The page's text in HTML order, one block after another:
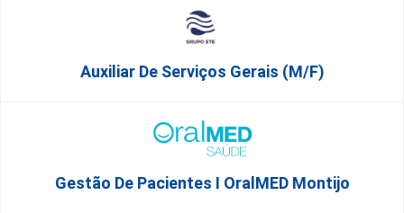
Auxiliar De Serviços Gerais (m/f)
Gestão De Pacientes I OralMED Montijo